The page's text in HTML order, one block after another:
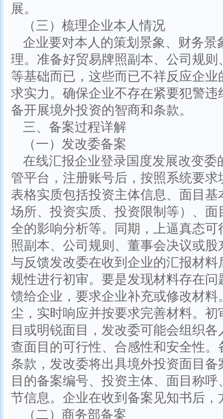
展。
（三）梳理企业本人情况
企业要对本人的策划景象、财务
理。准备好贸易牌照副本、公司规
等基础而已，这些而已不祥反应企
求实力。确保企业不存在紧要犯警
备开展境外投资的智商和条款。
三、备案过程详解
（一）发改委备案
在线汇报企业登录国度发展改变
管平台，注册账号后，按照系统要
表格实质包括投资主体信息、面目
场所、投资实质、投资限制等）、
全的影响分析等。同期，上逼真态
照副本、公司规则、董事会决议或
与反馈发改委在收到企业的汇报材
规性进行初审。要是发现材料存在
馈给企业，要求企业补充或修改材
尘，实时响应并按要求完善材料。
目或明锐面目，发改委可能会组织
查面目的可行性、合感性和安全性
条款，发改委将出具境外投资面目
目的备案编号、投资主体、面目称
节信息。企业在收到备案见知书后
（二）商务部备案